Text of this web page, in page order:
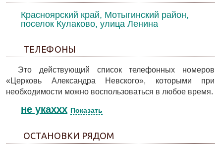
Красноярский край, Мотыгинский район,
поселок Кулаково, улица Ленина
ТЕЛЕФОНЫ
Это действующий список телефонных номеров
«Церковь Александра Невского», которыми при
необходимости можно воспользоваться в любое время.
не укаxxx Показать
ОСТАНОВКИ РЯДОМ